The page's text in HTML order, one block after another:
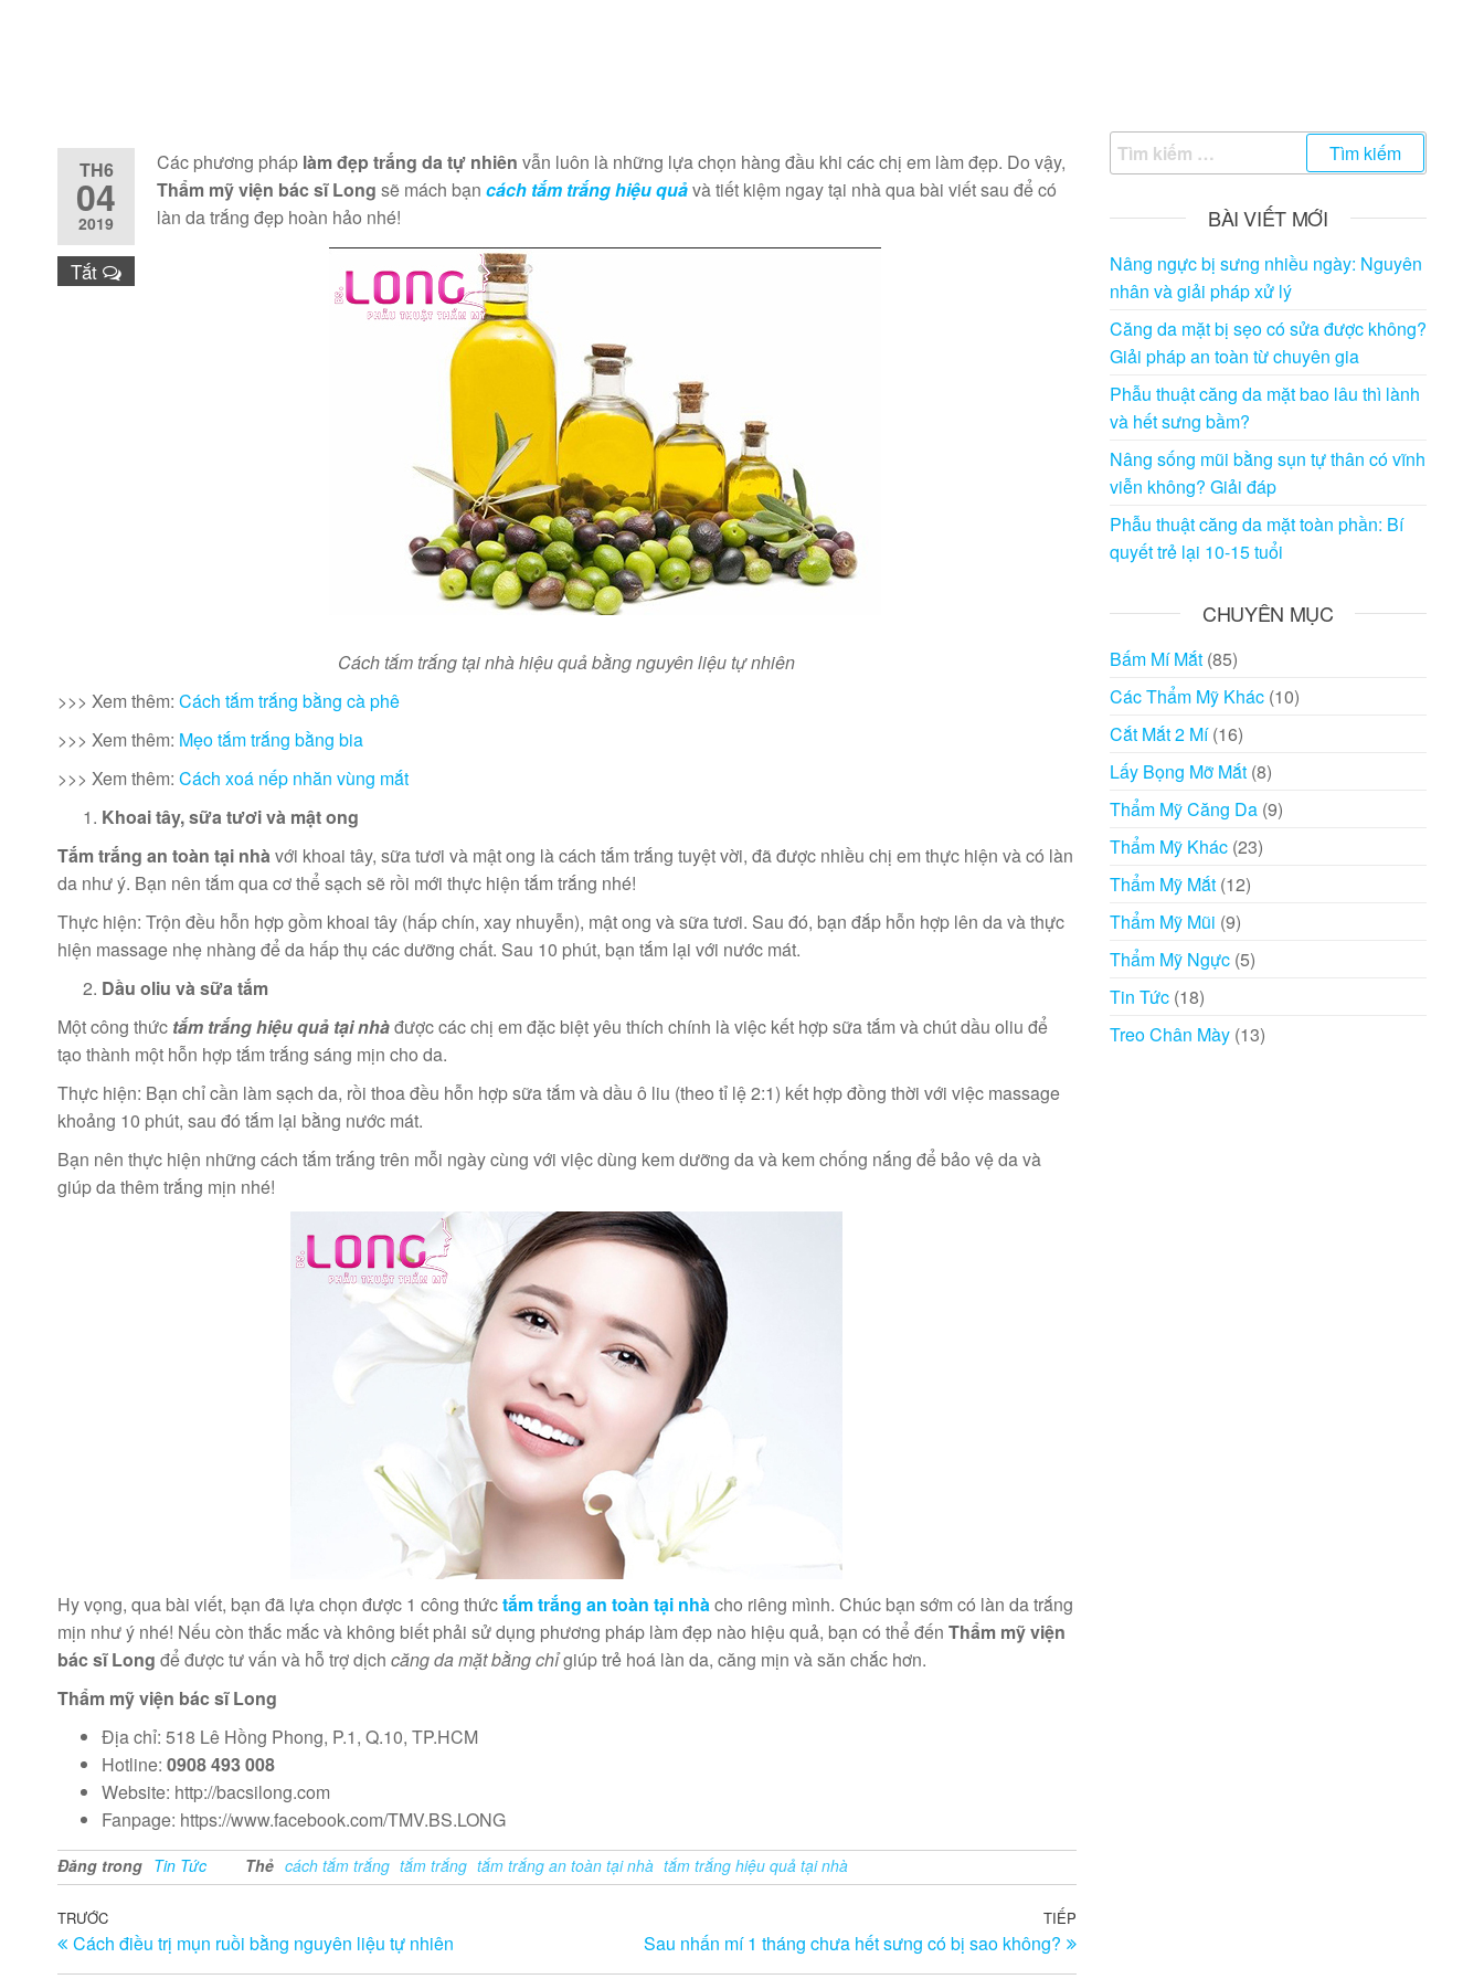
TH6
04
2019
Tắt
Các phương pháp làm đẹp trắng da tự nhiên vẫn luôn là những lựa chọn hàng đầu khi các chị em làm đẹp. Do vậy,
Thẩm mỹ viện bác sĩ Long sẽ mách bạn cách tắm trắng hiệu quảvà tiết kiệm ngay tại nhà qua bài viết sau để có
làn da trắng đẹp hoàn hảo nhé!
Cách tắm trắng tại nhà hiệu quả bằng nguyên liệu tự nhiên
>>> Xem thêm: Cách tắm trắng bằng cà phê
>>> Xem thêm: Mẹo tắm trắng bằng bia
>>> Xem thêm: Cách xoá nếp nhăn vùng mắt
Khoai tây, sữa tươi và mật ong
Tắm trắng an toàn tại nhàvới khoai tây, sữa tươi và mật ong là cách tắm trắng tuyệt vời, đã được nhiều chị em thực hiện và có làn
da như ý. Bạn nên tắm qua cơ thể sạch sẽ rồi mới thực hiện tắm trắng nhé!
Thực hiện: Trộn đều hỗn hợp gồm khoai tây (hấp chín, xay nhuyễn), mật ong và sữa tươi. Sau đó, bạn đắp hỗn hợp lên da và thực
hiện massage nhẹ nhàng để da hấp thụ các dưỡng chất. Sau 10 phút, bạn tắm lại với nước mát.
Dầu oliu và sữa tắm
Một công thức tắm trắng hiệu quả tại nhàđược các chị em đặc biệt yêu thích chính là việc kết hợp sữa tắm và chút dầu oliu để
tạo thành một hỗn hợp tắm trắng sáng mịn cho da.
Thực hiện: Bạn chỉ cần làm sạch da, rồi thoa đều hỗn hợp sữa tắm và dầu ô liu (theo tỉ lệ 2:1) kết hợp đồng thời với việc massage
khoảng 10 phút, sau đó tắm lại bằng nước mát.
Bạn nên thực hiện những cách tắm trắng trên mỗi ngày cùng với việc dùng kem dưỡng da và kem chống nắng để bảo vệ da và
giúp da thêm trắng mịn nhé!
Hy vọng, qua bài viết, bạn đã lựa chọn được 1 công thứctắm trắng an toàn tại nhàcho riêng mình. Chúc bạn sớm có làn da trắng
mịn như ý nhé! Nếu còn thắc mắc và không biết phải sử dụng phương pháp làm đẹp nào hiệu quả, bạn có thể đến Thẩm mỹ viện
bác sĩ Long để được tư vấn và hỗ trợ dịch căng da mặt bằng chỉgiúp trẻ hoá làn da, căng mịn và săn chắc hơn.
Thẩm mỹ viện bác sĩ Long
Địa chỉ: 518 Lê Hồng Phong, P.1, Q.10, TP.HCM
Hotline: 0908 493 008
Website: http://bacsilong.com
Fanpage: https://www.facebook.com/TMV.BS.LONG
Đăng trong Tin Tức Thẻ cách tắm trắng tắm trắng tắm trắng an toàn tại nhà tắm trắng hiệu quả tại nhà
Điều
hướng
Bài
trước
TRƯỚC
Cách điều trị mụn ruồi bằng nguyên liệu tự nhiên
Bài
tiếp
TIẾP
Sau nhấn mí 1 tháng chưa hết sưng có bị sao không?
Tìm
kiếm
BÀI VIẾT MỚI
Nâng ngực bị sưng nhiều ngày: Nguyên
nhân và giải pháp xử lý
Căng da mặt bị sẹo có sửa được không?
Giải pháp an toàn từ chuyên gia
Phẫu thuật căng da mặt bao lâu thì lành
và hết sưng bầm?
Nâng sống mũi bằng sụn tự thân có vĩnh
viễn không? Giải đáp
Phẫu thuật căng da mặt toàn phần: Bí
quyết trẻ lại 10-15 tuổi
CHUYÊN MỤC
Bấm Mí Mắt(85)
Các Thẩm Mỹ Khác(10)
Cắt Mắt 2 Mí(16)
Lấy Bọng Mỡ Mắt(8)
Thẩm Mỹ Căng Da(9)
Thẩm Mỹ Khác(23)
Thẩm Mỹ Mắt(12)
Thẩm Mỹ Mũi (9)
Thẩm Mỹ Ngực(5)
Tin Tức(18)
Treo Chân Mày(13)